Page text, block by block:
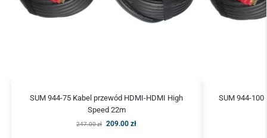
SUM 944-75 Kabel przewód HDMI-HDMI High
Speed 22m
247.00zł 209.00zł
SUM 944-100